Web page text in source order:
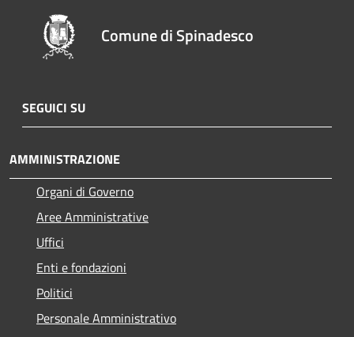
Comune di Spinadesco
SEGUICI SU
AMMINISTRAZIONE
Organi di Governo
Aree Amministrative
Uffici
Enti e fondazioni
Politici
Personale Amministrativo